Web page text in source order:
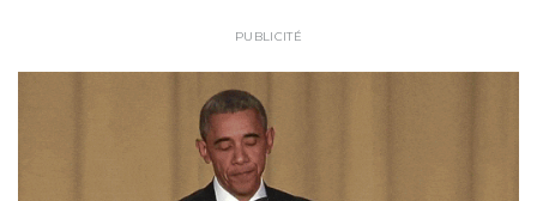
PUBLICITÉ